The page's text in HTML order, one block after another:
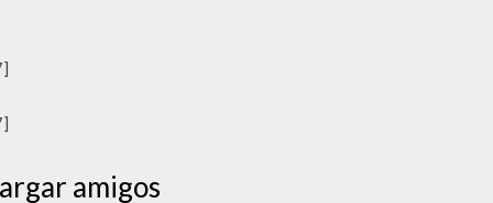
amigos